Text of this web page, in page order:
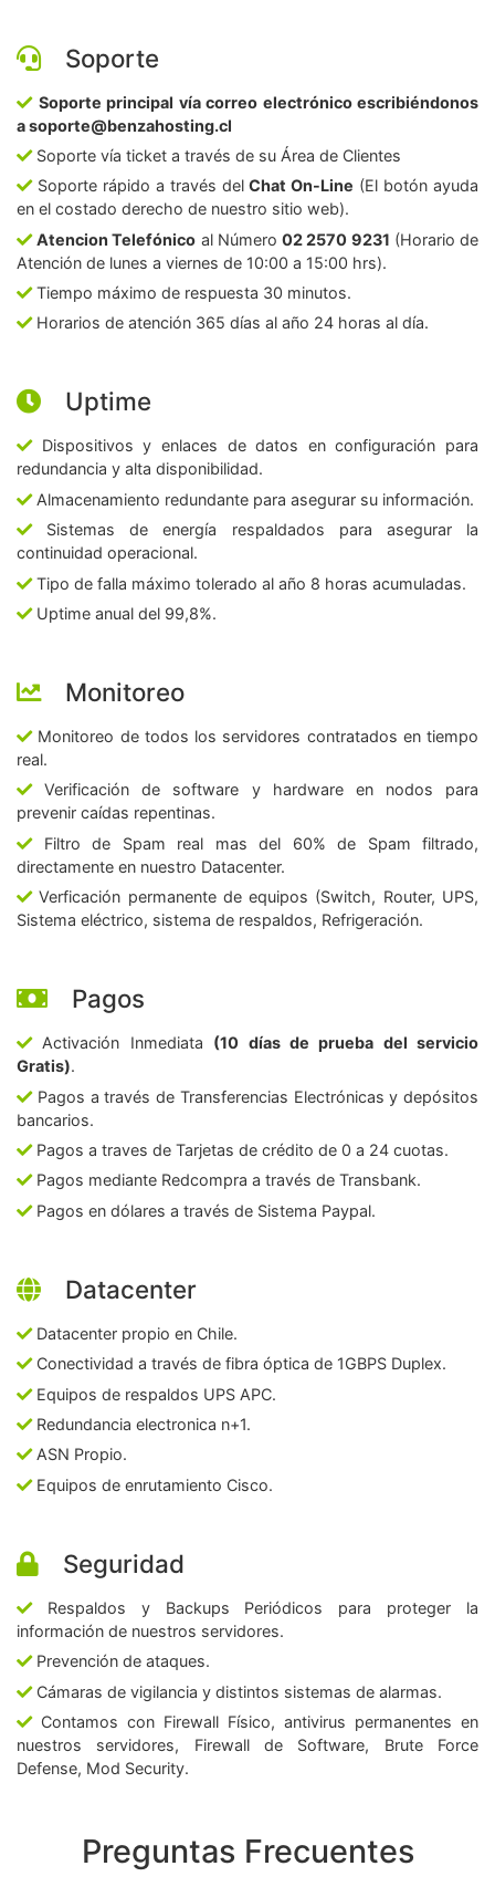
Soporte
Soporte principal vía correo electrónico escribiéndonos
a soporte@benzahosting.cl
Soporte vía ticket a través de su Área de Clientes
Soporte rápido a través delChat On-Line (El botón ayuda
en el costado derecho de nuestro sitio web).
Atencion Telefónico al Número02 2570 9231 (Horario de
Atención de lunes a viernes de 10:00 a 15:00 hrs).
Tiempo máximo de respuesta 30 minutos.
Horarios de atención 365 días al año 24 horas al día.
Uptime
Dispositivos y enlaces de datos en configuración para
redundancia y alta disponibilidad.
Almacenamiento redundante para asegurar su información.
Sistemas de energía respaldados para asegurar la
continuidad operacional.
Tipo de falla máximo tolerado al año 8 horas acumuladas.
Uptime anual del 99,8%.
Monitoreo
Monitoreo de todos los servidores contratados en tiempo
real.
Verificación de software y hardware en nodos para
prevenir caídas repentinas.
Filtro de Spam real mas del 60% de Spam filtrado,
directamente en nuestro Datacenter.
Verficación permanente de equipos (Switch, Router, UPS,
Sistema eléctrico, sistema de respaldos, Refrigeración.
Pagos
Activación Inmediata (10 días de prueba del servicio
Gratis).
Pagos a través de Transferencias Electrónicas y depósitos
bancarios.
Pagos a traves de Tarjetas de crédito de 0 a 24 cuotas.
Pagos mediante Redcompra a través de Transbank.
Pagos en dólares a través de Sistema Paypal.
Datacenter
Datacenter propio en Chile.
Conectividad a través de fibra óptica de 1GBPS Duplex.
Equipos de respaldos UPS APC.
Redundancia electronica n+1.
ASN Propio.
Equipos de enrutamiento Cisco.
Seguridad
Respaldos y Backups Periódicos para proteger la
información de nuestros servidores.
Prevención de ataques.
Cámaras de vigilancia y distintos sistemas de alarmas.
Contamos con Firewall Físico, antivirus permanentes en
nuestros servidores, Firewall de Software, Brute Force
Defense, Mod Security.
Preguntas Frecuentes